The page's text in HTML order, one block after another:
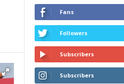
Fans
Followers
Subscribers
Subscribers